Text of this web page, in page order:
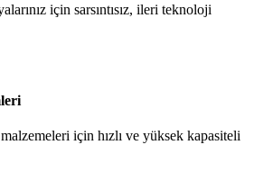
için sarsıntısız, ileri teknoloji
için hızlı ve yüksek kapasiteli